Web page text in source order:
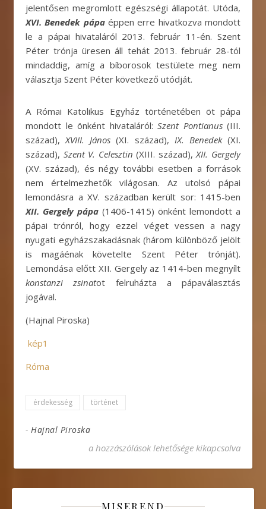
jelentősen megromlott egészségi állapotát. Utóda,
XVI. Benedek pápaéppen erre hivatkozva mondott
le a pápai hivataláról 2013. február 11-én. Szent
Péter trónja üresen áll tehát 2013. február 28-tól
mindaddig, amíg a bíborosok testülete meg nem
választja Szent Péter következő utódját.
A Római Katolikus Egyház történetében öt pápa
mondott le önként hivataláról: Szent Pontianus(III.
század),XVIII. János (XI. század), IX. Benedek(XI.
század), Szent V. Celesztin (XIII. század),XII. Gergely
(XV. század), és négy további esetben a források
nem értelmezhetők világosan. Az utolsó pápai
lemondásra a XV. században került sor: 1415-ben
XII. Gergely pápa (1406-1415) önként lemondott a
pápai trónról, hogy ezzel véget vessen a nagy
nyugati egyházszakadásnak (három különböző jelölt
is magáénak követelte Szent Péter trónját).
Lemondása előtt XII. Gergely az 1414-ben megnyílt
konstanzi
zsinatot felruházta a pápaválasztás
jogával.
(Hajnal Piroska)
kép1
Róma
érdekesség történet
- Hajnal Piroska
A pápa lemondása (renuntiatio) bejegyzéshez
a hozzászólások lehetősége kikapcsolva
MISEREND